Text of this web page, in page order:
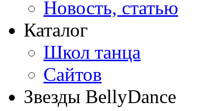
Новость, статью
Каталог
Школ танца
Сайтов
Звезды BellyDance